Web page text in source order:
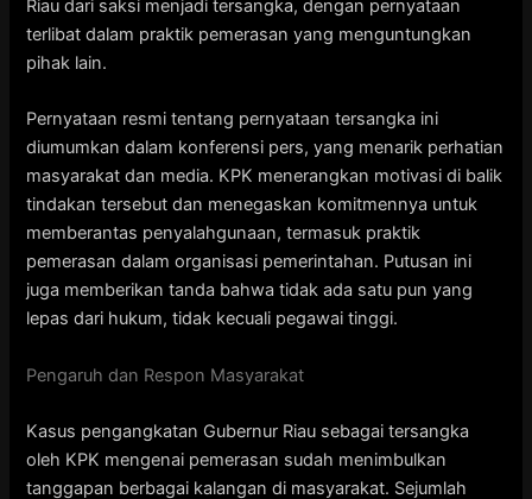
Riau dari saksi menjadi tersangka, dengan pernyataan
terlibat dalam praktik pemerasan yang menguntungkan
pihak lain.
Pernyataan resmi tentang pernyataan tersangka ini
diumumkan dalam konferensi pers, yang menarik perhatian
masyarakat dan media. KPK menerangkan motivasi di balik
tindakan tersebut dan menegaskan komitmennya untuk
memberantas penyalahgunaan, termasuk praktik
pemerasan dalam organisasi pemerintahan. Putusan ini
juga memberikan tanda bahwa tidak ada satu pun yang
lepas dari hukum, tidak kecuali pegawai tinggi.
Pengaruh dan Respon Masyarakat
Kasus pengangkatan Gubernur Riau sebagai tersangka
oleh KPK mengenai pemerasan sudah menimbulkan
tanggapan berbagai kalangan di masyarakat. Sejumlah